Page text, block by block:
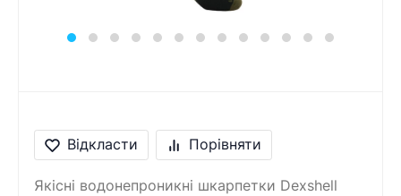
Відкласти Порівняти
Якісні водонепроникні шкарпетки Dexshell